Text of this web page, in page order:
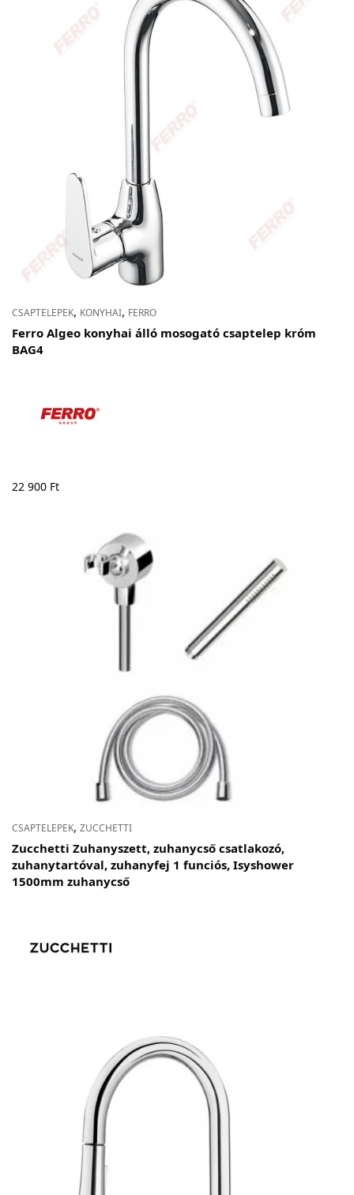
CSAPTELEPEK, KONYHAI, FERRO
Ferro Algeo konyhai álló mosogató csaptelep króm
BAG4
22 900 Ft
CSAPTELEPEK, ZUCCHETTI
Zucchetti Zuhanyszett, zuhanycső csatlakozó,
zuhanytartóval, zuhanyfej 1 funciós, Isyshower
1500mm zuhanycső